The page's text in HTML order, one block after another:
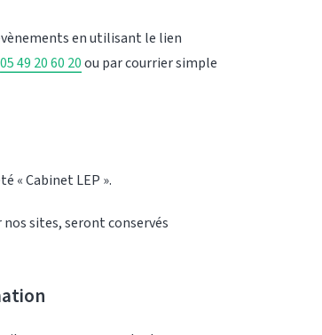
en utilisant le lien
05 49 20 60 20ou par courrier simple
« Cabinet LEP ».
sites, seront conservés